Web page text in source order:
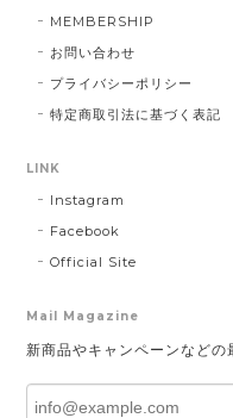
MEMBERSHIP
お問い合わせ
プライバシーポリシー
特定商取引法に基づく表記
LINK
Instagram
Facebook
Official Site
Mail Magazine
新商品やキャンペーンなどの